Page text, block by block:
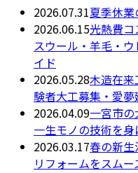
2026.07.31夏季休
2026.06.15光熱費
スウール・羊毛・
イド
2026.05.28木造在
験者大工募集・愛
2026.04.09一宮市
一生モノの技術を
2026.03.17春の新生
リフォームをスム